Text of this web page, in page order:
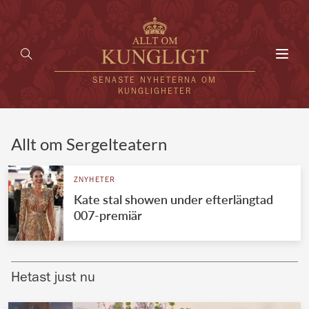
SENASTE NYHETERNA OM
KUNGLIGHETER
UTLÄNDSKT
VÄRLDENS KUNGAHUS
Brittiska kungahuset
Allt om Sergelteatern
ZNYHETER
Kate stal showen under efterlängtad
007-premiär
Hetast just nu